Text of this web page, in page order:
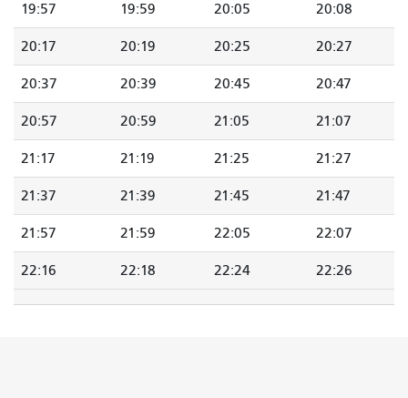
19:57 19:59 20:05 20:08
20:17 20:19 20:25 20:27
20:37 20:39 20:45 20:47
20:57 20:59 21:05 21:07
21:17 21:19 21:25 21:27
21:37 21:39 21:45 21:47
21:57 21:59 22:05 22:07
22:16 22:18 22:24 22:26